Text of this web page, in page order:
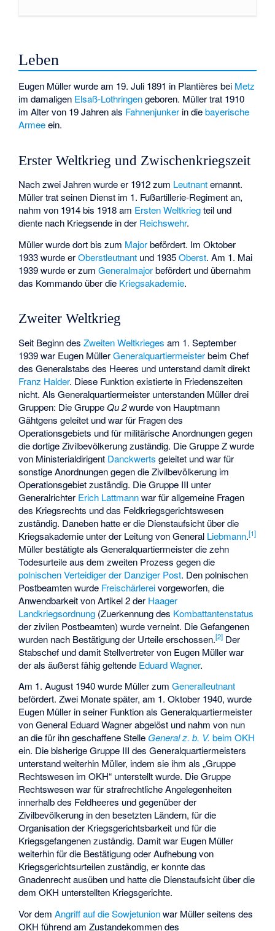
Leben
Eugen Müller wurde am 19. Juli 1891 in Plantières bei Metz
im damaligen Elsaß-Lothringengeboren. Müller trat 1910
im Alter von 19 Jahren als Fahnenjunker in diebayerische
Armeeein.
Erster Weltkrieg und Zwischenkriegszeit
Nach zwei Jahren wurde er 1912 zum Leutnanternannt.
Müller trat seinen Dienst im 1. Fußartillerie-Regimentan,
nahm von 1914 bis 1918 am Ersten Weltkriegteil und
diente nach Kriegsende in der Reichswehr.
Müller wurde dort bis zum Majorbefördert. Im Oktober
1933 wurde erOberstleutnant und 1935Oberst. Am 1. Mai
1939 wurde er zumGeneralmajorbefördert und übernahm
das Kommando über die Kriegsakademie.
Zweiter Weltkrieg
Seit Beginn desZweiten Weltkrieges am 1. September
1939 war Eugen MüllerGeneralquartiermeisterbeim Chef
des Generalstabs des Heeres und unterstand damit direkt
Franz Halder. Diese Funktion existierte in Friedenszeiten
nicht. Als Generalquartiermeister unterstanden Müller drei
Gruppen: Die GruppeQu 2wurde von Hauptmann
Gähtgens geleitet und war für Fragen des
Operationsgebiets und für militärische Anordnungen gegen
die dortige Zivilbevölkerung zuständig. Die Gruppe Z wurde
von Ministerialdirigent Danckwerts geleitet und war für
sonstige Anordnungen gegen die Zivilbevölkerung im
Operationsgebiet zuständig. Die Gruppe III unter
Generalrichter Erich Lattmannwar für allgemeine Fragen
des Kriegsrechts und das Feldkriegsgerichtswesen
zuständig. Daneben hatte er die Dienstaufsicht über die
Kriegsakademie unter der Leitung von General Liebmann.[1]
Müller bestätigte als Generalquartiermeister die zehn
Todesurteile aus dem zweiten Prozess gegen die
polnischen Verteidiger der Danziger Post. Den polnischen
Postbeamten wurde Freischärlereivorgeworfen, die
Anwendbarkeit von Artikel 2 der Haager
Landkriegsordnung (Zuerkennung des Kombattantenstatus
der zivilen Postbeamten) wurde verneint. Die Gefangenen
wurden nach Bestätigung der Urteile erschossen.[2] Der
Stabschef und damit Stellvertreter von Eugen Müller war
der als äußerst fähig geltende Eduard Wagner.
Am 1. August 1940 wurde Müller zumGeneralleutnant
befördert. Zwei Monate später, am 1. Oktober 1940, wurde
Eugen Müller in seiner Funktion als Generalquartiermeister
von General Eduard Wagner abgelöst und nahm von nun
an die für ihn geschaffene Stelle General z. b. V. beim OKH
ein. Die bisherige Gruppe III des Generalquartiermeisters
unterstand weiterhin Müller, indem sie ihm als „Gruppe
Rechtswesen im OKH“ unterstellt wurde. Die Gruppe
Rechtswesen war für strafrechtliche Angelegenheiten
innerhalb des Feldheeres und gegenüber der
Zivilbevölkerung in den besetzten Ländern, für die
Organisation der Kriegsgerichtsbarkeit und für die
Kriegsgefangenen zuständig. Damit war Eugen Müller
weiterhin für die Bestätigung oder Aufhebung von
Kriegsgerichtsurteilen zuständig, er konnte das
Gnadenrecht ausüben und hatte die Dienstaufsicht über die
dem OKH unterstellten Kriegsgerichte.
Vor demAngriff auf die Sowjetunionwar Müller seitens des
OKH führend am Zustandekommen des